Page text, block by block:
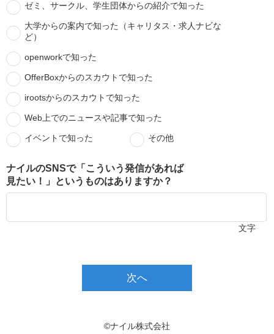
ゼミ、サークル、学生団体からの紹介で知った
大学からの案内で知った（キャリタス・求人ナビな
ど）
openworkで知った
OfferBoxからのスカウトで知った
irootsからのスカウトで知った
Web上でのニュースや記事で知った
イベントで知った その他
ナイルのSNSで「こういう発信があれば
見たい！」というものはありますか？
文字
次へ
©ナイル株式会社